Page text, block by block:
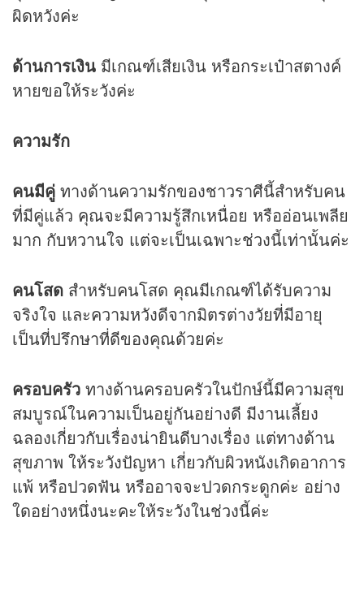
ผิดหวังค่ะ
ด้านการเงิน มีเกณฑ์เสียเงิน หรือกระเป๋าสตางค์
หายขอให้ระวังค่ะ
ความรัก
คนมีคู่ ทางด้านความรักของชาวราศีนี้สำหรับคน
ที่มีคู่แล้ว คุณจะมีความรู้สึกเหนื่อย หรืออ่อนเพลีย
มาก กับหวานใจ แต่จะเป็นเฉพาะช่วงนี้เท่านั้นค่ะ
คนโสด สำหรับคนโสด คุณมีเกณฑ์ได้รับความ
จริงใจ และความหวังดีจากมิตรต่างวัยที่มีอายุ
เป็นที่ปรึกษาที่ดีของคุณด้วยค่ะ
ครอบครัว ทางด้านครอบครัวในปักษ์นี้มีความสุข
สมบูรณ์ในความเป็นอยู่กันอย่างดี มีงานเลี้ยง
ฉลองเกี่ยวกับเรื่องน่ายินดีบางเรื่อง แต่ทางด้าน
สุขภาพ ให้ระวังปัญหา เกี่ยวกับผิวหนังเกิดอาการ
แพ้ หรือปวดฟัน หรืออาจจะปวดกระดูกค่ะ อย่าง
ใดอย่างหนึ่งนะคะให้ระวังในช่วงนี้ค่ะ